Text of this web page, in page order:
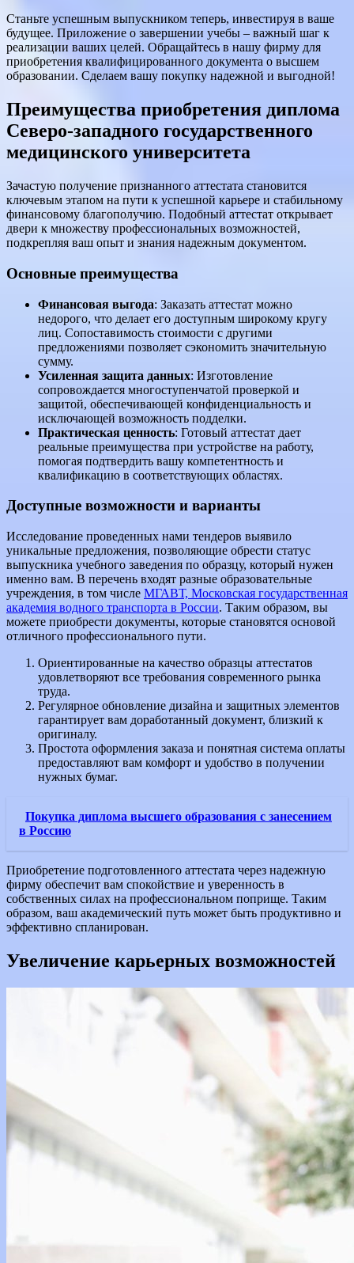
Станьте успешным выпускником теперь, инвестируя в ваше
будущее. Приложение о завершении учебы – важный шаг к
реализации ваших целей. Обращайтесь в нашу фирму для
приобретения квалифицированного документа о высшем
образовании. Сделаем вашу покупку надежной и выгодной!
Преимущества приобретения диплома
Северо-западного государственного
медицинского университета
Зачастую получение признанного аттестата становится
ключевым этапом на пути к успешной карьере и стабильному
финансовому благополучию. Подобный аттестат открывает
двери к множеству профессиональных возможностей,
подкрепляя ваш опыт и знания надежным документом.
Основные преимущества
Финансовая выгода: Заказать аттестат можно
недорого, что делает его доступным широкому кругу
лиц. Сопоставимость стоимости с другими
предложениями позволяет сэкономить значительную
сумму.
Усиленная защита данных: Изготовление
сопровождается многоступенчатой проверкой и
защитой, обеспечивающей конфиденциальность и
исключающей возможность подделки.
Практическая ценность: Готовый аттестат дает
реальные преимущества при устройстве на работу,
помогая подтвердить вашу компетентность и
квалификацию в соответствующих областях.
Доступные возможности и варианты
Исследование проведенных нами тендеров выявило
уникальные предложения, позволяющие обрести статус
выпускника учебного заведения по образцу, который нужен
именно вам. В перечень входят разные образовательные
учреждения, в том числе МГАВТ, Московская государственная
академия водного транспорта в России. Таким образом, вы
можете приобрести документы, которые становятся основой
отличного профессионального пути.
Ориентированные на качество образцы аттестатов
удовлетворяют все требования современного рынка
труда.
Регулярное обновление дизайна и защитных элементов
гарантирует вам доработанный документ, близкий к
оригиналу.
Простота оформления заказа и понятная система оплаты
предоставляют вам комфорт и удобство в получении
нужных бумаг.
Покупка диплома высшего образования с занесением
в Россию
Приобретение подготовленного аттестата через надежную
фирму обеспечит вам спокойствие и уверенность в
собственных силах на профессиональном поприще. Таким
образом, ваш академический путь может быть продуктивно и
эффективно спланирован.
Увеличение карьерных возможностей